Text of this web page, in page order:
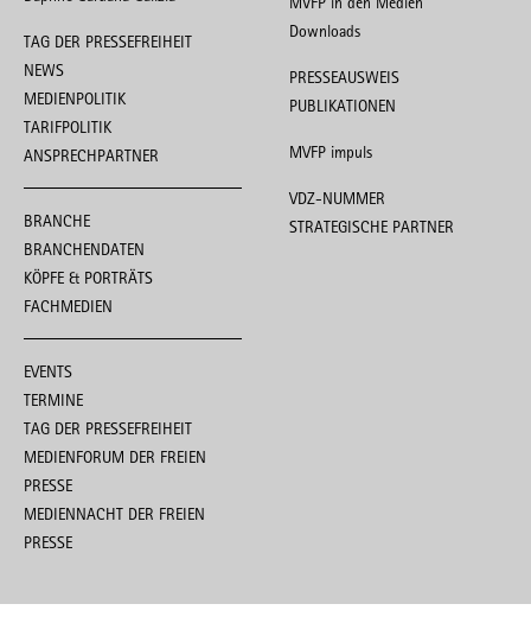
TAG DER PRESSEFREIHEIT
NEWS
MEDIENPOLITIK
TARIFPOLITIK
ANSPRECHPARTNER
BRANCHE
BRANCHENDATEN
KÖPFE & PORTRÄTS
FACHMEDIEN
EVENTS
TERMINE
TAG DER PRESSEFREIHEIT
MEDIENFORUM DER FREIEN
PRESSE
MEDIENNACHT DER FREIEN
PRESSE
Downloads
PRESSEAUSWEIS
PUBLIKATIONEN
MVFP impuls
VDZ-NUMMER
STRATEGISCHE PARTNER